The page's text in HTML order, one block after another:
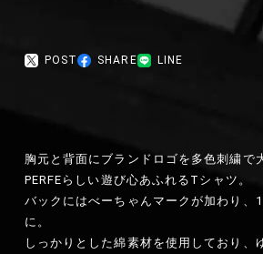
POST SHARE LINE
胸元と背面にブランドロゴを多色刺繍で
PERFEらしい遊び心あふれるTシャツ。
バックにはべーちゃんマークが加わり、
に。
しっかりとした綿素材を使用しており、